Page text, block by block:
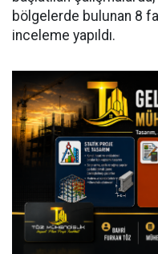
bölgelerde bulunan 8
inceleme yapıldı.